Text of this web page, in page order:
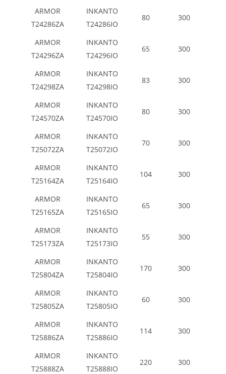
ARMOR
T24286ZA
INKANTO
T24286IO
80 300
ARMOR
T24296ZA
INKANTO
T24296IO
65 300
ARMOR
T24298ZA
INKANTO
T24298IO
83 300
ARMOR
T24570ZA
INKANTO
T24570IO
80 300
ARMOR
T25072ZA
INKANTO
T25072IO
70 300
ARMOR
T25164ZA
INKANTO
T25164IO
104 300
ARMOR
T25165ZA
INKANTO
T25165IO
65 300
ARMOR
T25173ZA
INKANTO
T25173IO
55 300
ARMOR
T25804ZA
INKANTO
T25804IO
170 300
ARMOR
T25805ZA
INKANTO
T25805IO
60 300
ARMOR
T25886ZA
INKANTO
T25886IO
114 300
ARMOR
T25888ZA
INKANTO
T25888IO
220 300